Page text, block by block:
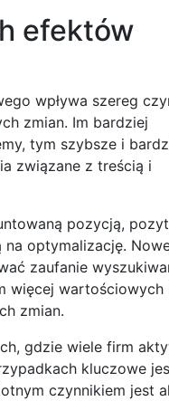
efektów
wpływa szereg
zmian. Im bardziej
tym szybsze i
związane z treścią i
pozycją,
optymalizację.
zaufanie
więcej wartościowych
zmian.
gdzie wiele firm
kluczowe
czynnikiem jest